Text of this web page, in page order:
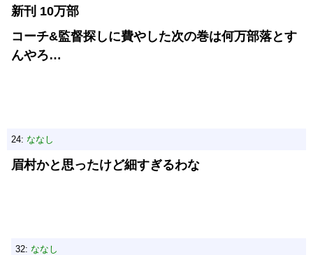
新刊 10万部
コーチ&監督探しに費やした次の巻は何万部落とす
んやろ…
24: ななし
眉村かと思ったけど細すぎるわな
32: ななし